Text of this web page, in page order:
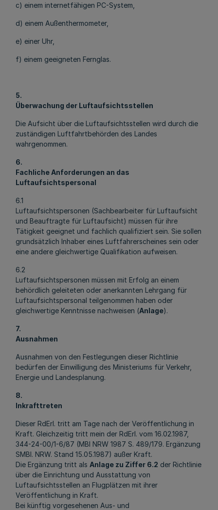
c) einem internetfähigen PC-System,
d) einem Außenthermometer,
e) einer Uhr,
f) einem geeigneten Fernglas.
5.
Überwachung der Luftaufsichtsstellen
Die Aufsicht über die Luftaufsichtsstellen wird durch die
zuständigen Luftfahrtbehörden des Landes
wahrgenommen.
6.
Fachliche Anforderungen an das
Luftaufsichtspersonal
6.1
Luftaufsichtspersonen (Sachbearbeiter für Luftaufsicht
und Beauftragte für Luftaufsicht) müssen für ihre
Tätigkeit geeignet und fachlich qualifiziert sein. Sie sollen
grundsätzlich Inhaber eines Luftfahrerscheines sein oder
eine andere gleichwertige Qualifikation aufweisen.
6.2
Luftaufsichtspersonen müssen mit Erfolg an einem
behördlich geleiteten oder anerkannten Lehrgang für
Luftaufsichtspersonal teilgenommen haben oder
gleichwertige Kenntnisse nachweisen (Anlage).
7.
Ausnahmen
Ausnahmen von den Festlegungen dieser Richtlinie
bedürfen der Einwilligung des Ministeriums für Verkehr,
Energie und Landesplanung.
8.
Inkrafttreten
Dieser RdErl. tritt am Tage nach der Veröffentlichung in
Kraft. Gleichzeitig tritt mein der RdErl. vom 16.02.1987,
344-24-00/1-6/87 (MBl NRW 1987 S. 489/179. Ergänzung
SMBl. NRW. Stand 15.05.1987) außer Kraft.
Die Ergänzung tritt als Anlage zu Ziffer 6.2 der Richtlinie
über die Einrichtung und Ausstattung von
Luftaufsichtsstellen an Flugplätzen mit ihrer
Veröffentlichung in Kraft.
Bei künftig vorgesehenen Aus- und